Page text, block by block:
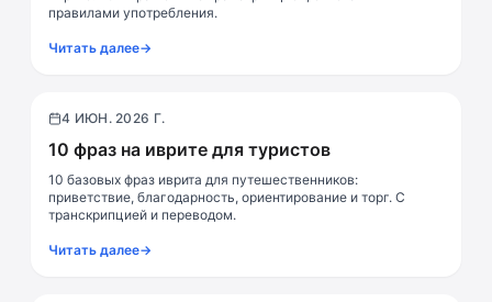
правилами употребления.
Читать далее→
Практика
4 ИЮН. 2026 Г.
10 фраз на иврите для туристов
10 базовых фраз иврита для путешественников:
приветствие, благодарность, ориентирование и торг. С
транскрипцией и переводом.
Читать далее→